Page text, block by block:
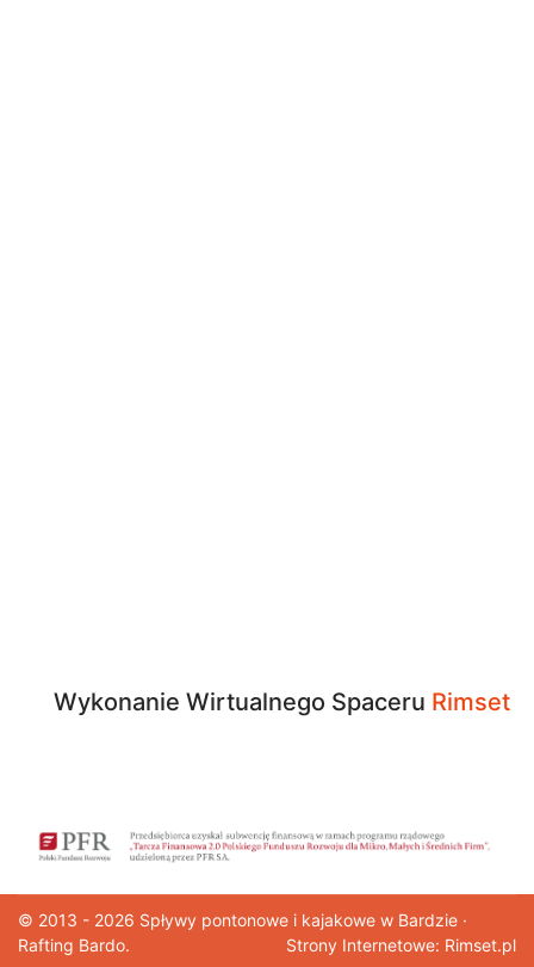
Wykonanie Wirtualnego Spaceru Rimset
© 2013 - 2026 Spływy pontonowe i kajakowe w Bardzie ·
Rafting Bardo.
Strony Internetowe: Rimset.pl